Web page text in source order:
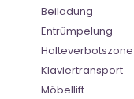
Beiladung
Entrümpelung
Halteverbotszone
Klaviertransport
Möbellift